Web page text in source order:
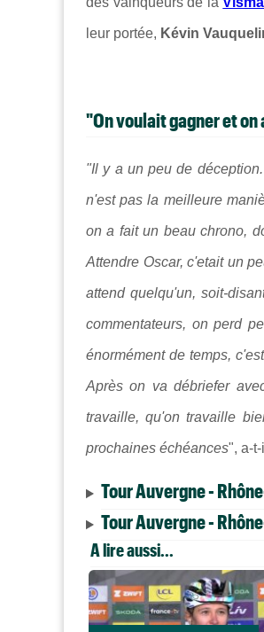
leur portée, Kévin
"On voulait gagner et on
"Il y a un peu de
n'est pas la meilleure
on a fait un beau chrono,
Attendre Oscar, c'etait un
attend quelqu'un, soit-
commentateurs, on perd
énormément de temps,
Après on va débriefer
travaille, qu'on travaille
prochaines échéances", a-
Tour Auvergne -
Tour Auvergne -
A lire aussi...